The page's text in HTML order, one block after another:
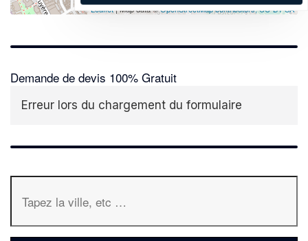
Leaflet| Map data ©OpenStreetMap contributors,CC-BY-SA
Demande de devis 100% Gratuit
Erreur lors du chargement du formulaire